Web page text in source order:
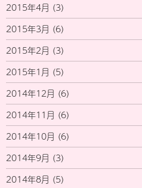
2015年4月 (3)
2015年3月 (6)
2015年2月 (3)
2015年1月 (5)
2014年12月 (6)
2014年11月 (6)
2014年10月 (6)
2014年9月 (3)
2014年8月 (5)